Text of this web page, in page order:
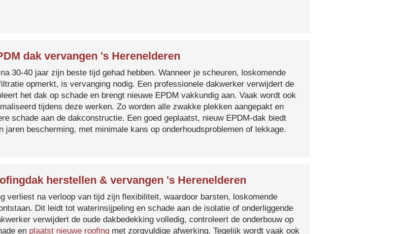
dak vervangen 's Herenelderen
30-40 jaar zijn beste tijd gehad hebben. Wanneer je scheuren, loskomende
opmerkt, is vervanging nodig. Een professionele dakwerker verwijdert de
het dak op schade en brengt nieuwe EPDM vakkundig aan. Vaak wordt ook
tijdens deze werken. Zo worden alle zwakke plekken aangepakt en
schade aan de dakconstructie. Een goed geplaatst, nieuw EPDM-dak biedt
jaren bescherming, met minimale kans op onderhoudsproblemen of lekkage.
herstellen & vervangen 's Herenelderen
verliest na verloop van tijd zijn flexibiliteit, waardoor barsten, loskomende
Dit leidt tot waterinsijpeling en schade aan de isolatie of onderliggende
verwijdert de oude dakbedekking volledig, controleert de onderbouw op
en plaatst nieuwe roofing met zorgvuldige afwerking. Tegelijk wordt vaak ook